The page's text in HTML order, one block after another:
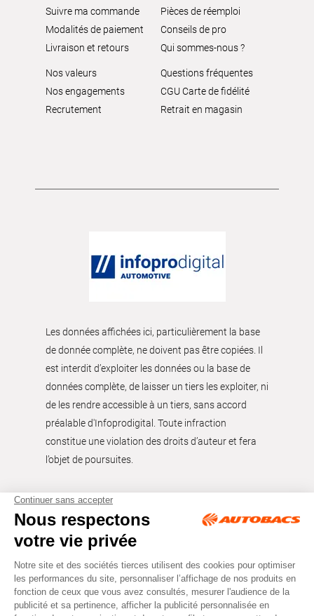
Suivre ma commande
Modalités de paiement
Livraison et retours
Pièces de réemploi
Conseils de pro
Qui sommes-nous ?
Nos valeurs
Nos engagements
Recrutement
Questions fréquentes
CGU Carte de fidélité
Retrait en magasin
Les données affichées ici, particulièrement la base
de donnée complète, ne doivent pas être copiées. Il
est interdit d’exploiter les données ou la base de
données complète, de laisser un tiers les exploiter, ni
de les rendre accessible à un tiers, sans accord
préalable d'Infoprodigital. Toute infraction
constitue une violation des droits d’auteur et fera
l’objet de poursuites.
Tous droits réservés © Autobacs